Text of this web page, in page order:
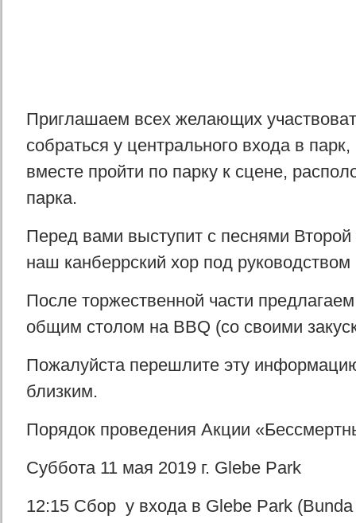
Приглашаем всех желающих
собраться у центрального входа в
вместе пройти по парку к сцене,
парка.
Перед вами выступит с песнями
наш канберрский хор под
После торжественной части
общим столом на BBQ (со своими
Пожалуйста перешлите эту
близким.
Порядок проведения Акции
Суббота 11 мая 2019 г. Glebe Park
12:15 Сбор у входа в Glebe Park (Bunda